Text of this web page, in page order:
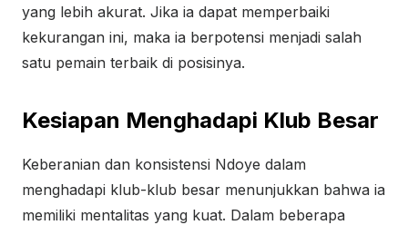
yang lebih akurat. Jika ia dapat memperbaiki
kekurangan ini, maka ia berpotensi menjadi salah
satu pemain terbaik di posisinya.
Kesiapan Menghadapi Klub Besar
Keberanian dan konsistensi Ndoye dalam
menghadapi klub-klub besar menunjukkan bahwa ia
memiliki mentalitas yang kuat. Dalam beberapa